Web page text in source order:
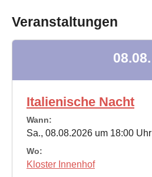
Veranstaltungen
08.08.
Italienische Nacht
Wann:
Sa., 08.08.2026 um 18:00 Uhr
Wo:
Kloster Innenhof